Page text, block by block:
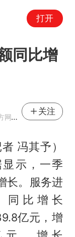
打开
同比增
号
关注
冯其予）
示，一季
长。服务进
同比增长
亿元，增